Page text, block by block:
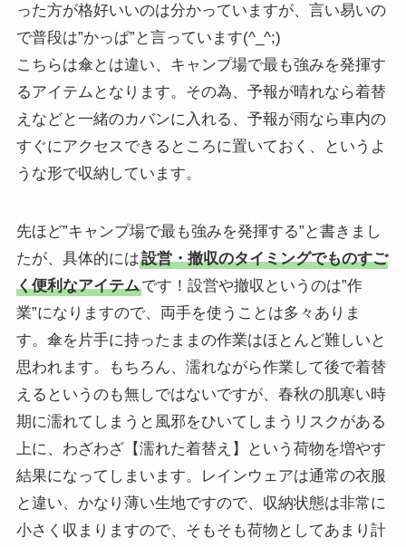
った方が格好いいのは分かっていますが、言い易いの
で普段は”かっぱ”と言っています(^_^;)
こちらは傘とは違い、キャンプ場で最も強みを発揮す
るアイテムとなります。その為、予報が晴れなら着替
えなどと一緒のカバンに入れる、予報が雨なら車内の
すぐにアクセスできるところに置いておく、というよ
うな形で収納しています。
先ほど”キャンプ場で最も強みを発揮する”と書きまし
たが、具体的には設営・撤収のタイミングでものすご
く便利なアイテムです！設営や撤収というのは”作
業”になりますので、両手を使うことは多々ありま
す。傘を片手に持ったままの作業はほとんど難しいと
思われます。もちろん、濡れながら作業して後で着替
えるというのも無しではないですが、春秋の肌寒い時
期に濡れてしまうと風邪をひいてしまうリスクがある
上に、わざわざ【濡れた着替え】という荷物を増やす
結果になってしまいます。レインウェアは通常の衣服
と違い、かなり薄い生地ですので、収納状態は非常に
小さく収まりますので、そもそも荷物としてあまり計